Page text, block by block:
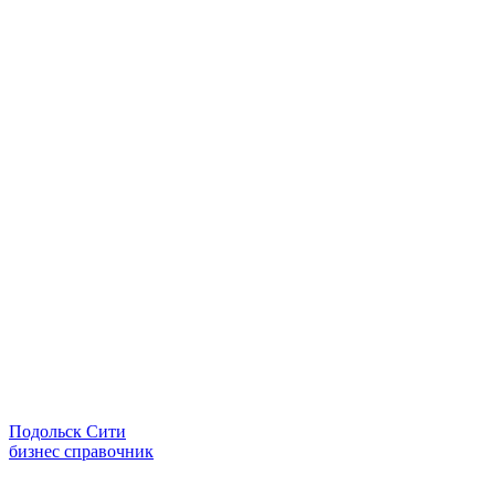
Подольск Сити
бизнес справочник